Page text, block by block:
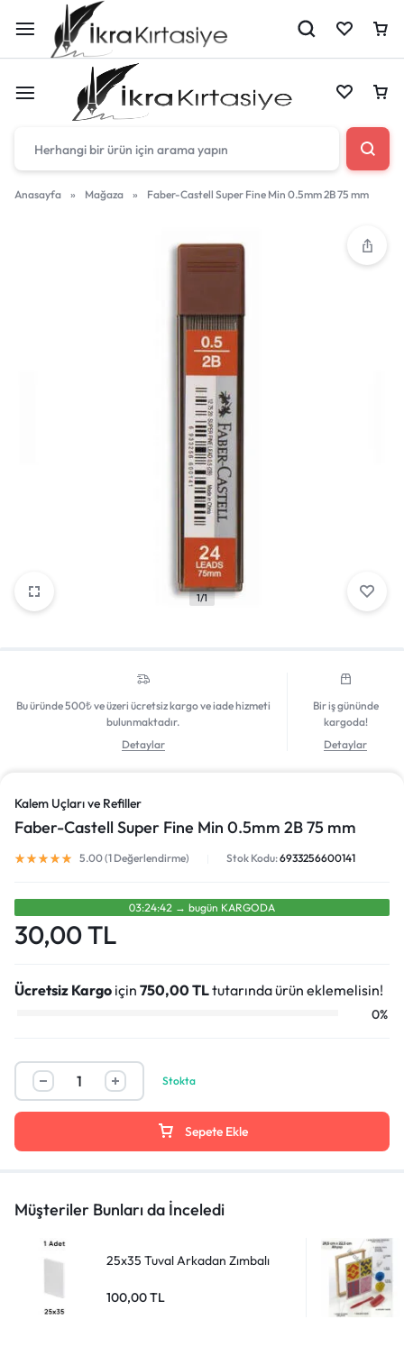
Çantan boş
veya eklenen ürünleri görüntülemek için oturum
açın.
Mağazadaki Yenilikler
Giriş Yap
Çantan boş
veya eklenen ürünleri görüntülemek için oturum
açın.
Mağazadaki Yenilikler
Giriş Yap
Anasayfa » Mağaza » Faber-Castell Super Fine Min 0.5mm 2B 75 mm
1/1
Bu üründe 500₺ ve üzeri ücretsiz kargo ve iade hizmeti
bulunmaktadır.
Detaylar
Bir iş gününde
kargoda!
Detaylar
Kalem Uçları ve Refiller
Faber-Castell Super Fine Min 0.5mm 2B 75 mm
Stok Kodu:6933256600141
5.00 (1 Değerlendirme)
03:24:42 → bugün KARGODA
30,00TL
Ücretsiz Kargo için 750,00TLtutarında ürün eklemelisin!
0%
Stokta
Sepete Ekle
Müşteriler Bunları da İnceledi
25x35 Tuval Arkadan Zımbalı
100,00TL